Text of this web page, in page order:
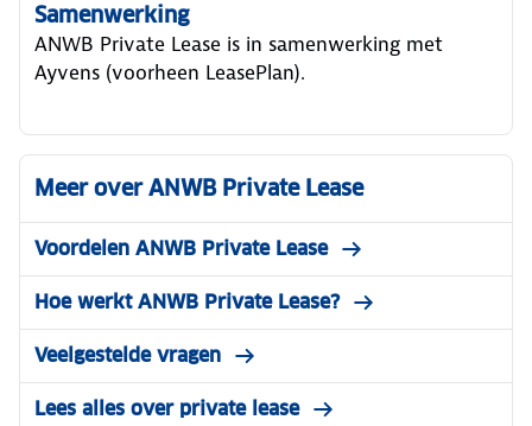
Samenwerking
ANWB Private Lease is in samenwerking met
Ayvens (voorheen LeasePlan).
Meer over ANWB Private Lease
Voordelen ANWB Private Lease
Hoe werkt ANWB Private Lease?
Veelgestelde vragen
Lees alles over private lease